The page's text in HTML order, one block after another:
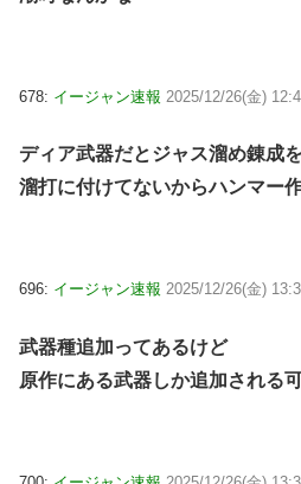
678: イージャン速報 2025/12/26(金)
ディア武器だとジャス溜め錬成
溜打に付けてないからハンマー
696: イージャン速報 2025/12/26(金)
武器種追加ってあるけど
原作にある武器しか追加される